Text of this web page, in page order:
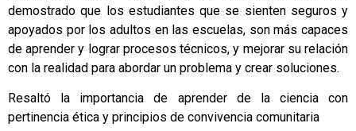
demostrado que los estudiantes que se sienten seguros y
apoyados por los adultos en las escuelas, son más capaces
de aprender y lograr procesos técnicos, y mejorar su relación
con la realidad para abordar un problema y crear soluciones.
Resaltó la importancia de aprender de la ciencia con
pertinencia ética y principios de convivencia comunitaria